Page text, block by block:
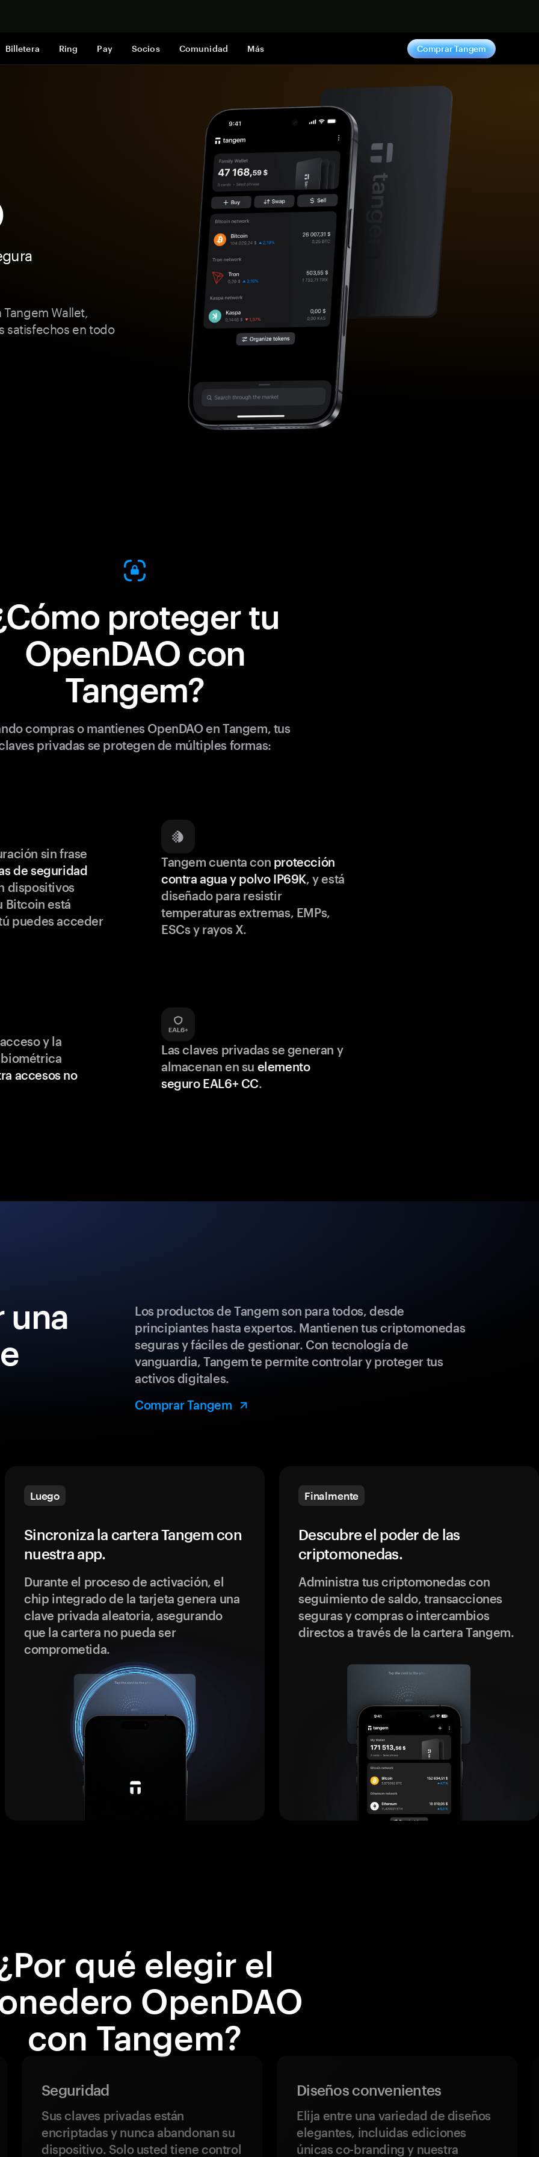
Billetera Ring Pay Socios Comunidad Más Comprar Tangem
Wallet,
satisfechos en todo
proteger tu
OpenDAO con
Tangem?
compras o mantienes OpenDAO en Tangem, tus
privadas se protegen de múltiples formas:
sin frase
de seguridad
dispositivos
Bitcoin está
puedes acceder
Tangem cuenta con protección
contra agua y polvo IP69K, y está
diseñado para resistir
temperaturas extremas, EMPs,
ESCs y rayos X.
y la
accesos no
Las claves privadas se generan y
almacenan en su elemento
seguro EAL6+ CC.
una
Los productos de Tangem son para todos, desde
principiantes hasta expertos. Mantienen tus criptomonedas
seguras y fáciles de gestionar. Con tecnología de
vanguardia, Tangem te permite controlar y proteger tus
activos digitales.
Comprar Tangem
Luego
Sincroniza la cartera Tangem con
nuestra app.
Durante el proceso de activación, el
chip integrado de la tarjeta genera una
clave privada aleatoria, asegurando
que la cartera no pueda ser
comprometida.
Finalmente
Descubre el poder de las
criptomonedas.
Administra tus criptomonedas con
seguimiento de saldo, transacciones
seguras y compras o intercambios
directos a través de la cartera Tangem.
qué elegir el
OpenDAO
con Tangem?
Seguridad
Sus claves privadas están
encriptadas y nunca abandonan su
dispositivo. Solo usted tiene control
Diseños convenientes
Elija entre una variedad de diseños
elegantes, incluidas ediciones
únicas co-branding y nuestra